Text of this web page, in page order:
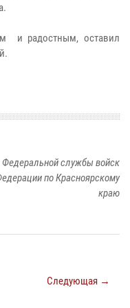
и радостным, оставил
службы войск
по Красноярскому
краю
Следующая →